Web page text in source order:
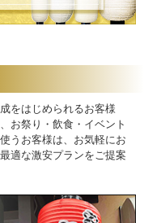
をはじめられるお客様
お祭り・飲食・イベント
うお客様は、お気軽にお
適な激安プランをご提案